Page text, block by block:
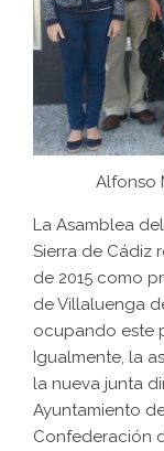
Alfonso
La Asamblea
Sierra de Cádiz
de 2015 como
de Villaluenga
ocupando este
Igualmente, la
la nueva junta
Ayuntamiento
Confederación